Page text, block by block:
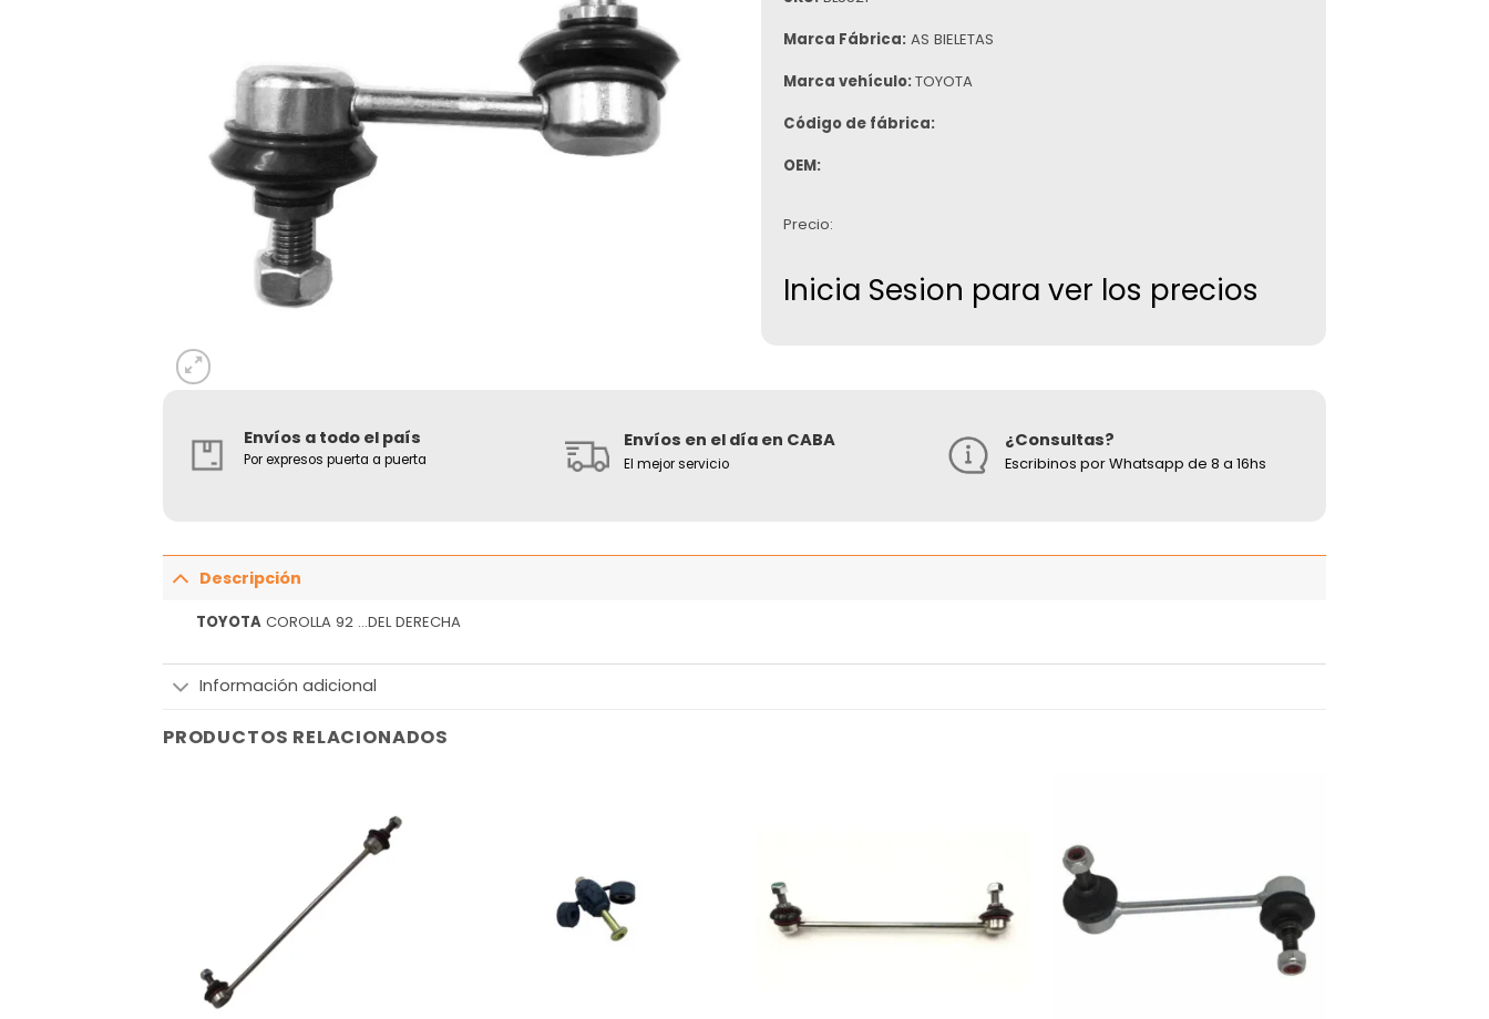
Marca Fábrica: AS BIELETAS
Marca vehículo: TOYOTA
Código de fábrica:
OEM:
Precio:
Inicia Sesion para ver los precios
Envíos a todo el país
Por expresos puerta a puerta
Envíos en el día en CABA
El mejor servicio
¿Consultas?
Escribinos por Whatsapp de 8 a 16hs
Descripción
TOYOTA COROLLA 92 …DEL DERECHA
Información adicional
PRODUCTOS RELACIONADOS
Añadir
deseos